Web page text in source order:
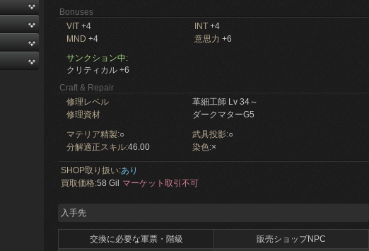
Bonuses
VIT +4 INT +4
MND +4 意思力 +6
サンクション中:
クリティカル +6
Craft & Repair
修理レベル
革細工師 Lv 34～
修理資材
ダークマターG5
マテリア精製:○ 武具投影:○
分解適正スキル:46.00 染色:×
SHOP取り扱い:あり
買取価格:58 Gil マーケット取引不可
入手先
交換に必要な軍票・階級 販売ショップNPC